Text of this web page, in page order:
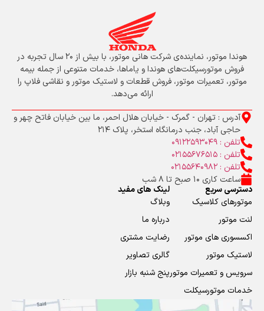
هوندا موتور، نماینده‌ی شرکت هانی موتور، با بیش از ۲۰ سال تجربه در
فروش موتورسیکلت‌های هوندا و یاماها، خدمات متنوعی از جمله بیمه
موتور، تعمیرات موتور، فروش قطعات و لاستیک موتور و نقاشی فلاپ را
ارائه می‌دهد.
آدرس : تهران - گمرک - خیابان هلال احمر، ما بین خیابان فاتح چهر و
حاجی آباد، جنب درمانگاه استخر، پلاک 214
تلفن : 09122593049
تلفن : 02155676515
تلفن : 02155640982
ساعت کاری 10 صبح تا 8 شب
دسترسی سریع
موتورهای کلاسیک
لنت موتور
اکسسوری های موتور
لاستیک موتور
سرویس و تعمیرات موتور
خدمات موتورسیکلت
لینک های مفید
وبلاگ
درباره ما
رضایت مشتری
گالری تصاویر
پنج شنبه بازار